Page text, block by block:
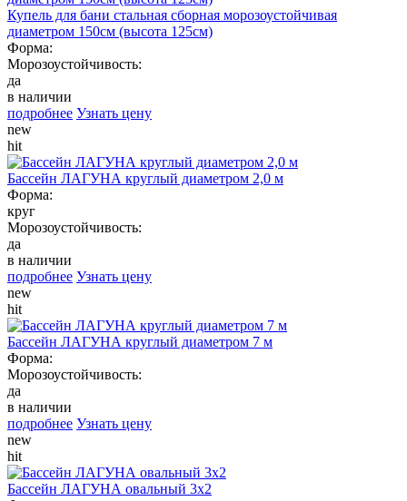
Купель для бани стальная сборная морозоустойчивая
диаметром 150см (высота 125см)
Форма:
Морозоустойчивость:
да
в наличии
подробнее Узнать цену
new
hit
Бассейн ЛАГУНА круглый диаметром 2,0 м
Форма:
круг
Морозоустойчивость:
да
в наличии
подробнее Узнать цену
new
hit
Бассейн ЛАГУНА круглый диаметром 7 м
Форма:
Морозоустойчивость:
да
в наличии
подробнее Узнать цену
new
hit
Бассейн ЛАГУНА овальный 3х2